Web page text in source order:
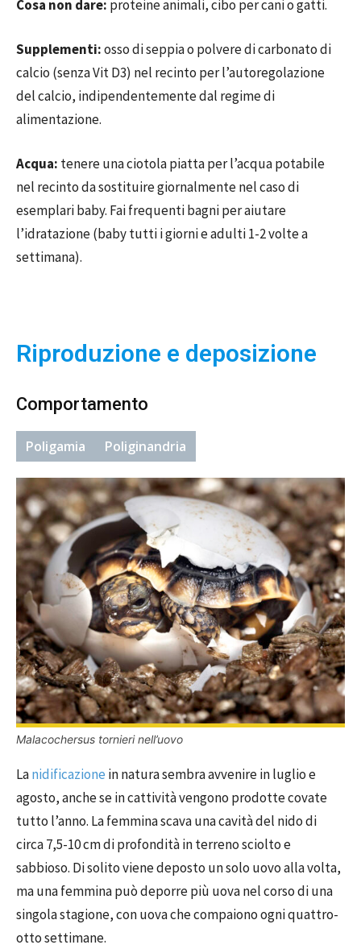
Cosa non dare: proteine ​​animali, cibo per cani o gatti.
Supplementi:osso di seppia o polvere di carbonato di
calcio (senza Vit D3) nel recinto per l’autoregolazione
del calcio, indipendentemente dal regime di
alimentazione.
Acqua: tenere una ciotola piatta per l’acqua potabile
nel recinto da sostituire giornalmente nel caso di
esemplari baby. Fai frequenti bagni per aiutare
l’idratazione (baby tutti i giorni e adulti 1-2 volte a
settimana).
Riproduzione e deposizione
Comportamento
Poligamia Poliginandria
Malacochersus tornieri nell’uovo
Lanidificazione in natura sembra avvenire in luglio e
agosto, anche se in cattività vengono prodotte covate
tutto l’anno. La femmina scava una cavità del nido di
circa 7,5-10 cm di profondità in terreno sciolto e
sabbioso. Di solito viene deposto un solo uovo alla volta,
ma una femmina può deporre più uova nel corso di una
singola stagione, con uova che compaiono ogni quattro-
otto settimane.